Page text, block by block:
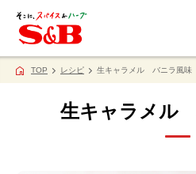
TOP レシピ 生キャラメル バニラ風味
生キャラメル